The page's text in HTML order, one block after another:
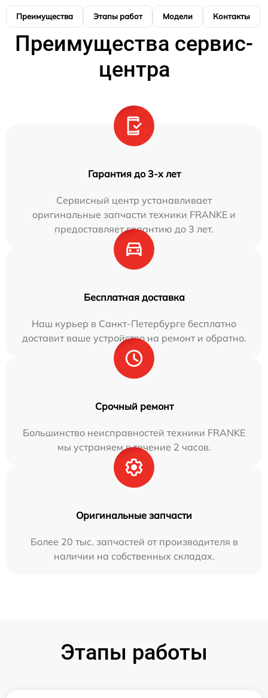
Преимущества Этапы работ Модели Контакты
Преимущества сервис-
центра
Гарантия до 3-х лет
Сервисный центр устанавливает
оригинальные запчасти техники FRANKE и
предоставляет гарантию до 3 лет.
Бесплатная доставка
Наш курьер в Санкт-Петербурге бесплатно
доставит ваше устройство на ремонт и обратно.
Срочный ремонт
Большинство неисправностей техники FRANKE
мы устраняем в течение 2 часов.
Оригинальные запчасти
Более 20 тыс. запчастей от производителя в
наличии на собственных складах.
Этапы работы